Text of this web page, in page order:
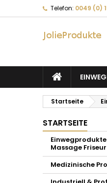
Telefon: 0049 (0)
Startseite
STARTSEITE
Massage Friseur
Medizinische